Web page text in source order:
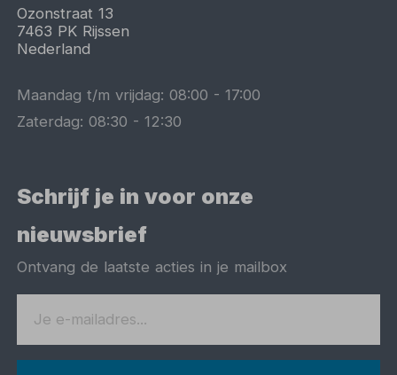
Ozonstraat 13
7463 PK Rijssen
Nederland
Maandag t/m vrijdag:08:00 -17:00
Zaterdag:08:30 -12:30
Schrijf je in voor onze
nieuwsbrief
Ontvang de laatste acties in je mailbox